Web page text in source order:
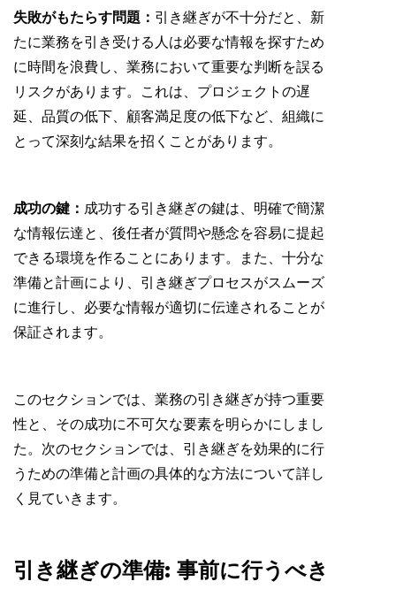
失敗がもたらす問題： 引き継ぎが不十分だと、新
たに業務を引き受ける人は必要な情報を探すため
に時間を浪費し、業務において重要な判断を誤る
リスクがあります。これは、プロジェクトの遅
延、品質の低下、顧客満足度の低下など、組織に
とって深刻な結果を招くことがあります。
成功の鍵： 成功する引き継ぎの鍵は、明確で簡潔
な情報伝達と、後任者が質問や懸念を容易に提起
できる環境を作ることにあります。また、十分な
準備と計画により、引き継ぎプロセスがスムーズ
に進行し、必要な情報が適切に伝達されることが
保証されます。
このセクションでは、業務の引き継ぎが持つ重要
性と、その成功に不可欠な要素を明らかにしまし
た。次のセクションでは、引き継ぎを効果的に行
うための準備と計画の具体的な方法について詳し
く見ていきます。
引き継ぎの準備: 事前に行うべき